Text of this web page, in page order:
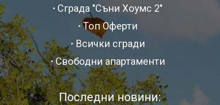
Сграда "Съни Хоумс 2"
Топ Оферти
Всички сгради
Свободни апартаменти
Последни новини: